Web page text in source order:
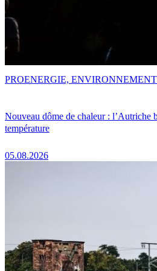
Nouveau dôme de chaleur : l’Autriche
température
05.08.2026
PROENERGIE,